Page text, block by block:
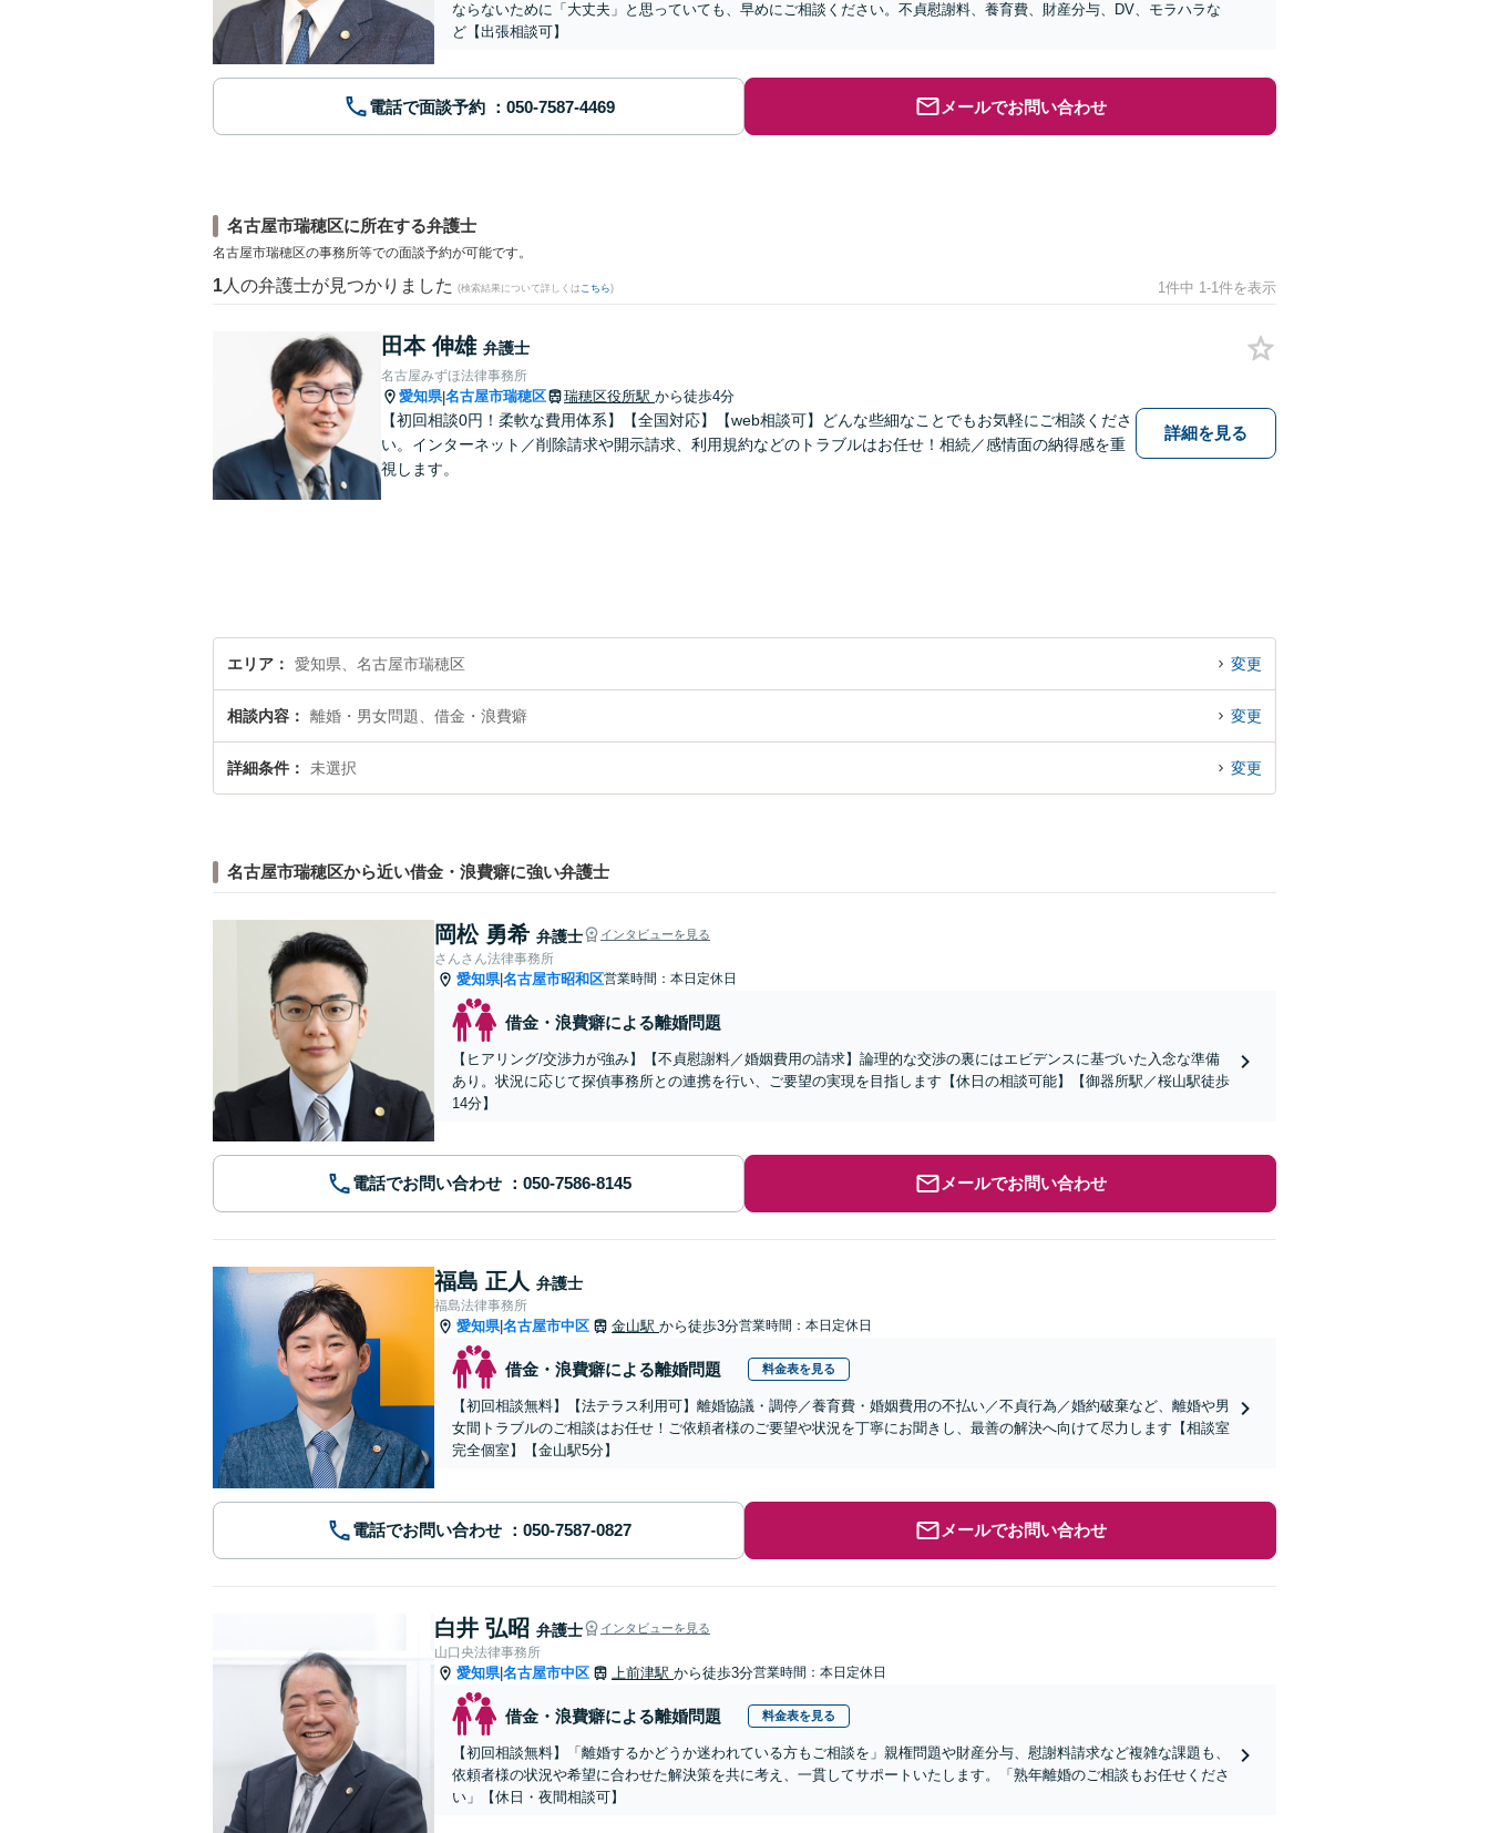
ならないために「大丈夫」と思っていても、早めにご相談ください。不貞慰謝料、養育費、財産分与、DV、モラハラな
ど【出張相談可】
電話で面談予約 メールでお問い合わせ
名古屋市瑞穂区に所在する弁護士
名古屋市瑞穂区の事務所等での面談予約が可能です。
1 人の弁護士が見つかりました (検索結果について詳しくは こちら) 1件中 1-1件を表示
田本 伸雄 弁護士
名古屋みずほ法律事務所
愛知県|名古屋市瑞穂区 瑞穂区役所駅 から徒歩4分
【初回相談0円！柔軟な費用体系】【全国対応】【web相談可】どんな些細なことでもお気軽にご相談くださ
い。インターネット／削除請求や開示請求、利用規約などのトラブルはお任せ！相続／感情面の納得感を重
視します。
詳細を見る
エリア 愛知県、名古屋市瑞穂区 変更
相談内容 離婚・男女問題、借金・浪費癖 変更
詳細条件 未選択 変更
名古屋市瑞穂区から近い借金・浪費癖に強い弁護士
岡松 勇希 弁護士 インタビューを見る
さんさん法律事務所
愛知県|名古屋市昭和区営業時間：本日定休日
借金・浪費癖による離婚問題
【ヒアリング/交渉力が強み】【不貞慰謝料／婚姻費用の請求】論理的な交渉の裏にはエビデンスに基づいた入念な準備
あり。状況に応じて探偵事務所との連携を行い、ご要望の実現を目指します【休日の相談可能】【御器所駅／桜山駅徒歩
14分】
電話でお問い合わせ メールでお問い合わせ
福島 正人 弁護士
福島法律事務所
愛知県|名古屋市中区 金山駅 から徒歩3分営業時間：本日定休日
借金・浪費癖による離婚問題 料金表を見る
【初回相談無料】【法テラス利用可】離婚協議・調停／養育費・婚姻費用の不払い／不貞行為／婚約破棄など、離婚や男
女間トラブルのご相談はお任せ！ご依頼者様のご要望や状況を丁寧にお聞きし、最善の解決へ向けて尽力します【相談室
完全個室】【金山駅5分】
電話でお問い合わせ メールでお問い合わせ
白井 弘昭 弁護士 インタビューを見る
山口央法律事務所
愛知県|名古屋市中区 上前津駅 から徒歩3分営業時間：本日定休日
借金・浪費癖による離婚問題 料金表を見る
【初回相談無料】「離婚するかどうか迷われている方もご相談を」親権問題や財産分与、慰謝料請求など複雑な課題も、
依頼者様の状況や希望に合わせた解決策を共に考え、一貫してサポートいたします。「熟年離婚のご相談もお任せくださ
い」【休日・夜間相談可】